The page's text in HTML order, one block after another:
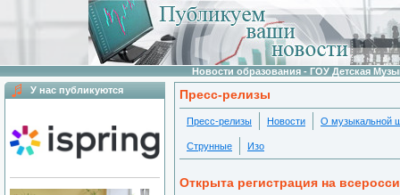
Новости образования - ГОУ Детская
У нас публикуются
Пресс-релизы
Пресс-релизы Новости О музыкальной
Струнные Изо
Открыта регистрация на